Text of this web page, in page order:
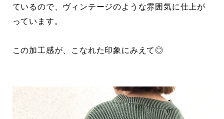
ているので、ヴィンテージのような雰囲気に仕上が
っています。
この加工感が、こなれた印象にみえて◎